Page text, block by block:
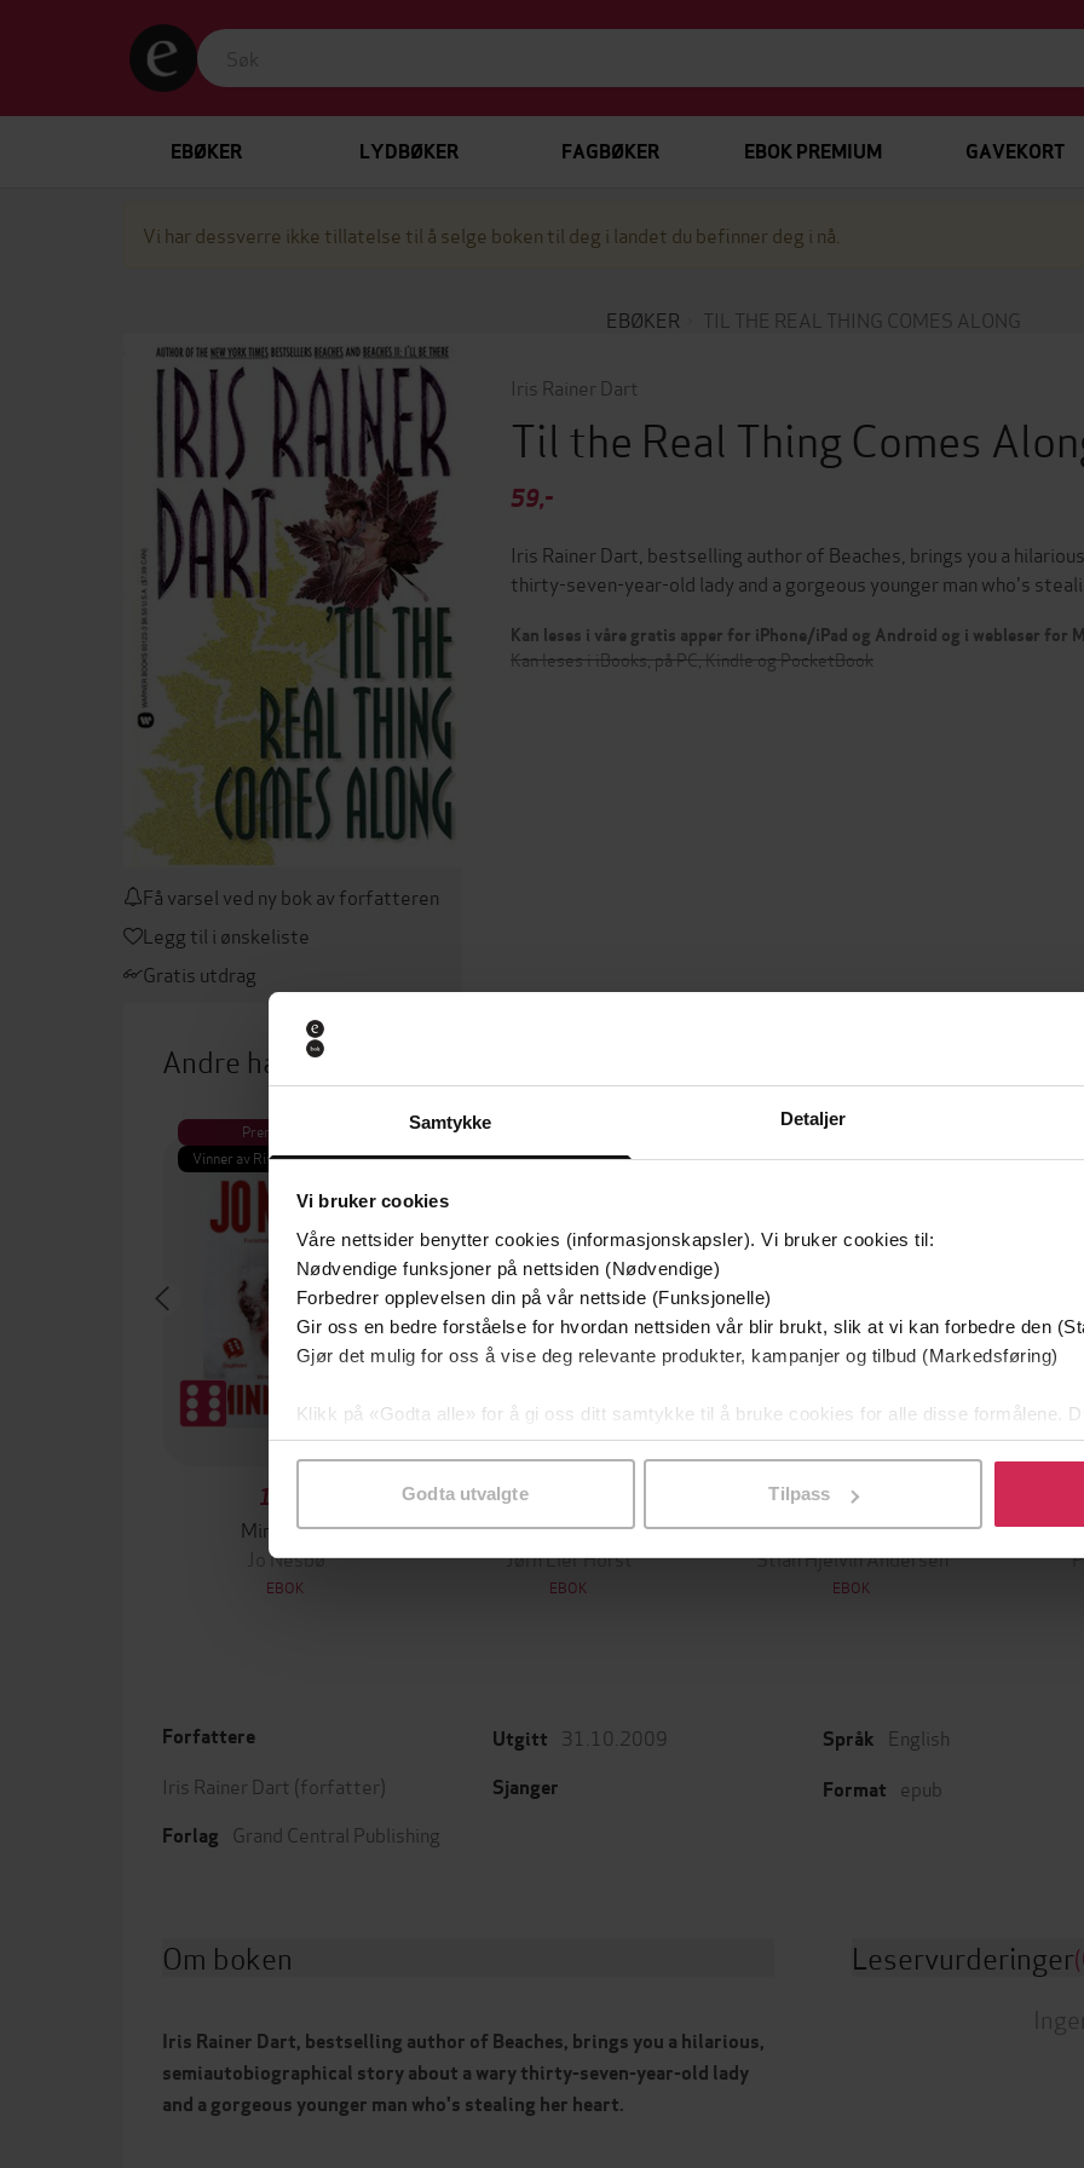
Samtykke Detaljer
Vi bruker cookies
Våre nettsider benytter cookies (informasjonskapsler). Vi bruker cookies til:
Nødvendige funksjoner på nettsiden (Nødvendige)
Forbedrer opplevelsen din på vår nettside (Funksjonelle)
Gir oss en bedre forståelse for hvordan nettsiden vår blir brukt, slik at vi kan forbedre den
Gjør det mulig for oss å vise deg relevante produkter, kampanjer og tilbud (Markedsføring)
Klikk på «Godta alle» for å gi oss ditt samtykke til å bruke cookies for alle disse formålene.
samtykke til spesifikke formål ved å klikke på «Tilpass». Du kan når som helst trekke
Godta utvalgte Tilpass
EBØKER LYDBØKER FAGBØKER EBOK PREMIUM GAVEKORT
Vi har dessverre ikke tillatelse til å selge boken til deg i landet du befinner deg i nå.
EBØKER TIL THE REAL THING COMES ALONG
Få varsel ved ny bok av forfatteren
Legg til i ønskeliste
Gratis utdrag
Iris Rainer Dart
Til the Real Thing Comes
59,-
Iris Rainer Dart, bestselling author of Beaches, brings you a
thirty-seven-year-old lady and a gorgeous younger man who's
Kan leses i våre gratis apper for iPhone/iPad og Android og i webleser for
Kan leses i iBooks, på PC, Kindle og PocketBook
Andre har også kjøpt
Premium
Vinner av Rivertonprisen
199,-
Minnesota
Jo Nesbø
EBOK
Første gang på tilbud
Utskudd
Jørn Lier Horst
EBOK
Premium
149,-
En lykkelig familie
Stian Hjelvin Andersen
EBOK
Forfattere
Iris Rainer Dart (forfatter)
Forlag Grand Central Publishing
Utgitt 31.10.2009
Sjanger
Språk English
Format epub
Om boken
Iris Rainer Dart, bestselling author of Beaches, brings you a hilarious,
semiautobiographical story about a wary thirty-seven-year-old lady
and a gorgeous younger man who's stealing her heart.
Leservurderinger